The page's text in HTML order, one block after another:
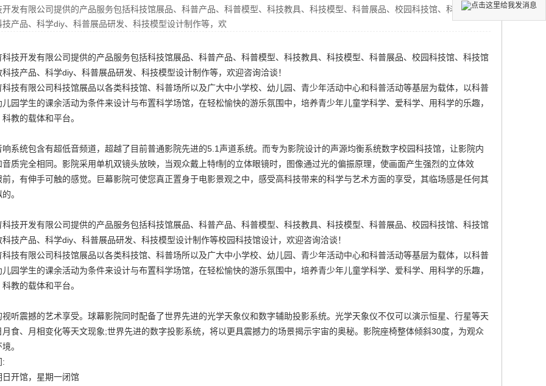
发有限公司提供的产品服务包括科技馆展品、科普产品、科普模型、科技教具、科技模型、科普展品、校园科技馆、科技馆设
产品、科学diy、科普展品研发、科技模型设计制作等，欢
技开发有限公司提供的产品服务包括科技馆展品、科普产品、科普模型、科技教具、科技模型、科普展品、 校园科技馆、科技馆
技产品、科学diy、科普展品研发、科技模型设计制作等，欢迎咨询洽谈！
技有限公司科技馆展品以各类科技馆、科普场所以及广大中小学校、幼儿园、青少年活动中心和科普活动等基层为载体，以科普
园学生的课余活动为条件来设计与布置科学场馆，在轻松愉快的游乐氛围中，培养青少年儿童学科学、爱科学、用科学的乐趣，
教的载体和平台。
系统包含有超低音频道，超越了目前普通影院先进的5.1声道系统。而专为影院设计的声源均衡系统数字校园科技馆，让影院内
质完全相同。影院采用单机双镜头放映，当观众戴上特f制的立体眼镜时，图像通过光的偏振原理，使画面产生强烈的立体效
，有伸手可触的感觉。巨幕影院可使您真正置身于电影景观之中，感受高科技带来的科学与艺术方面的享受，其临场感是任何其
。
技开发有限公司提供的产品服务包括科技馆展品、科普产品、科普模型、科技教具、科技模型、科普展品、校园科技馆、科技馆
技产品、科学diy、科普展品研发、科技模型设计制作等校园科技馆设计，欢迎咨询洽谈！
技有限公司科技馆展品以各类科技馆、科普场所以及广大中小学校、幼儿园、青少年活动中心和科普活动等基层为载体，以科普
园学生的课余活动为条件来设计与布置科学场馆，在轻松愉快的游乐氛围中，培养青少年儿童学科学、爱科学、用科学的乐趣，
教的载体和平台。
听震撼的艺术享受。球幕影院同时配备了世界先进的光学天象仪和数字辅助投影系统。光学天象仪不仅可以演示恒星、行星等天
食、月相变化等天文现象;世界先进的数字投影系统，将以更具震撼力的场景揭示宇宙的奥秘。影院座椅整体倾斜30度，为观众
。
:
开馆，星期一闭馆